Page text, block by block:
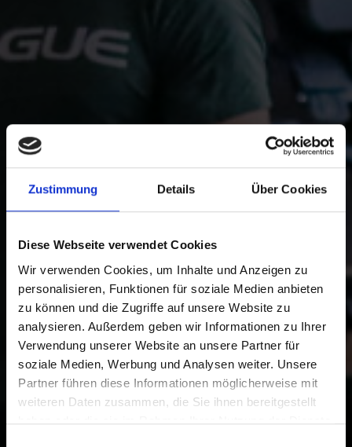
Zustimmung Details Über Cookies
Diese Webseite verwendet Cookies
Wir verwenden Cookies, um Inhalte und Anzeigen zu
personalisieren, Funktionen für soziale Medien anbieten
zu können und die Zugriffe auf unsere Website zu
analysieren. Außerdem geben wir Informationen zu Ihrer
Verwendung unserer Website an unsere Partner für
soziale Medien, Werbung und Analysen weiter. Unsere
Partner führen diese Informationen möglicherweise mit
weiteren Daten zusammen, die Sie ihnen bereitgestellt
haben oder die sie im Rahmen Ihrer Nutzung der Dienste